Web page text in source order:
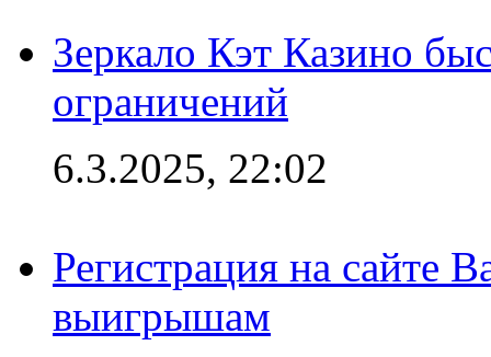
Зеркало Кэт Казино
ограничений
6.3.2025, 22:02
Регистрация на сайте
выигрышам